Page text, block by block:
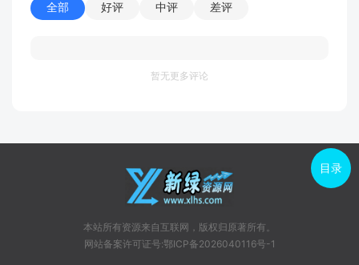
全部 好评 中评 差评
暂无更多评论
本站所有资源来自互联网，版权归原著所有。
网站备案许可证号:鄂ICP备2026040116号-1
目录